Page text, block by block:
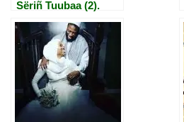
Sëriñ Tuubaa (2).